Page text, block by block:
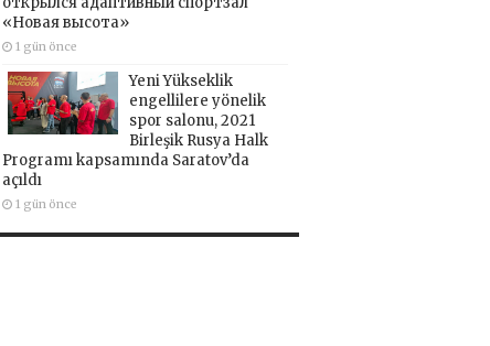
«Новая высота»
1 gün önce
Yeni Yükseklik
engellilere yönelik
spor salonu, 2021
Birleşik Rusya Halk
Programı kapsamında Saratov’da
açıldı
1 gün önce